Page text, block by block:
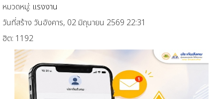
หมวดหมู่: แรงงาน
วันที่สร้าง วันอังคาร, 02 มิถุนายน 2569 22:31
ฮิต: 1192